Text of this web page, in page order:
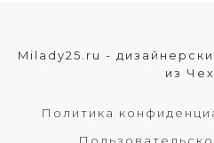
Milady25.ru -
из
Политика